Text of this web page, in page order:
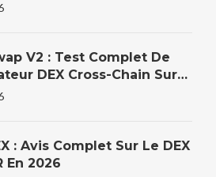
V2 : Test Complet De
DEX Cross-Chain Sur
: Avis Complet Sur Le DEX
En 2026